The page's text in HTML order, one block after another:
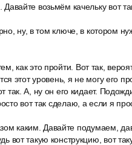
возьмём качельку вот
ну, в том ключе, в котором
как это пройти. Вот так,
этот уровень, я не могу его
так. А, ну он его кидает.
вот так сделаю, а если я
каким. Давайте подумаем,
вот такую конструкцию, вот